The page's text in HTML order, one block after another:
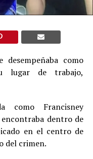
desempeñaba como
lugar de trabajo,
como Francisney
encontraba dentro de
en el centro de
del crimen.